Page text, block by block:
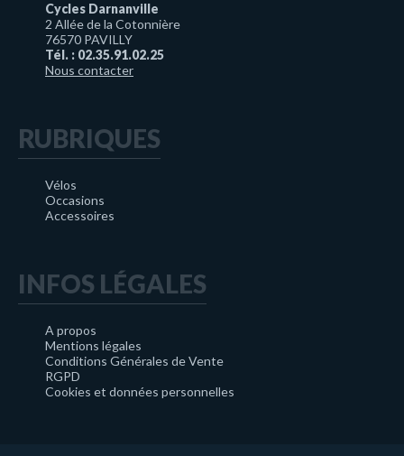
Cycles Darnanville
2 Allée de la Cotonnière
76570 PAVILLY
Tél. : 02.35.91.02.25
Nous contacter
RUBRIQUES
Vélos
Occasions
Accessoires
INFOS LÉGALES
A propos
Mentions légales
Conditions Générales de Vente
RGPD
Cookies et données personnelles